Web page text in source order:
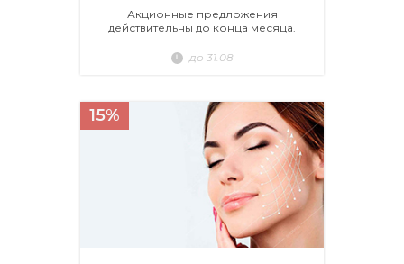
Акционные предложения
действительны до конца месяца.
до 31.08
15%